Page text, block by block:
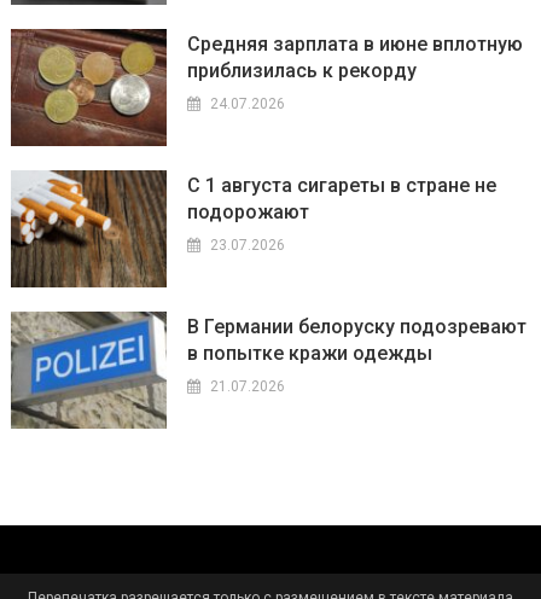
Средняя зарплата в июне вплотную
приблизилась к рекорду
24.07.2026
С 1 августа сигареты в стране не
подорожают
23.07.2026
В Германии белоруску подозревают
в попытке кражи одежды
21.07.2026